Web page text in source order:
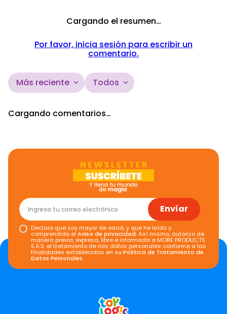
Cargando el resumen…
Por favor, inicia sesión para escribir un
comentario.
Más reciente Todos
Cargando comentarios…
Envíar
Declaro que soy mayor de edad, y que he leído y
comprendido elAviso de privacidad. Así mismo, autorizo de
manera previa, expresa, libre e informada a MORE PRODUCTS
S.A.S. el tratamiento de mis datos personales conforme a las
finalidades establecidas en suPolítica de Tratamiento de
Datos Personales.